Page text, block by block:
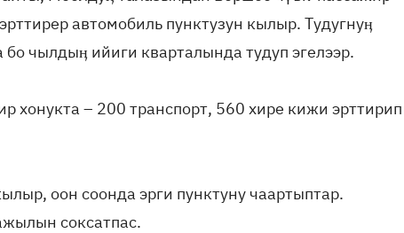
автомобиль пунктузун кылыр. Тудугнуӊ
чылдыӊ ийиги кварталында тудуп эгелээр.
хонукта – 200 транспорт, 560 хире кижи эрттирип
оон соонда эрги пунктуну чаартыптар.
соксатпас.